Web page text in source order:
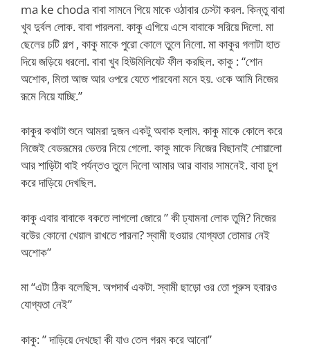
ma ke choda বাবা সামনে গিয়ে মাকে ওঠাবার চেস্টা করল. কিন্তু বাবা
খুব দুর্বল লোক. বাবা পারলনা. কাকু এগিয়ে এসে বাবাকে সরিয়ে দিলো. মা
ছেলের চটি গল্প , কাকু মাকে পুরো কোলে তুলে নিলো. মা কাকুর গলাটা হাত
দিয়ে জড়িয়ে ধরলো. বাবা খুব হিউমিলিযেট ফীল করছিল. কাকু : “শোন
অশোক, মিতা আজ আর ওপরে যেতে পারবেনা মনে হয়. ওকে আমি নিজের
রূমে নিয়ে যাচ্ছি.”
কাকুর কথাটা শুনে আমরা দুজন একটু অবাক হলাম. কাকু মাকে কোলে করে
নিজেই বেডরূমের ভেতর নিয়ে গেলো. কাকু মাকে নিজের বিছানাই শোয়ালো
আর শাড়িটা থাই পর্যন্তও তুলে দিলো আমার আর বাবার সামনেই. বাবা চুপ
করে দাড়িয়ে দেখছিল.
কাকু এবার বাবাকে বকতে লাগলো জোরে ” কী ঢ্যামনা লোক তুমি? নিজের
বউের কোনো খেয়াল রাখতে পারনা? স্বামী হওয়ার যোগ্যতা তোমার নেই
অশোক”
মা “এটা ঠিক বলেছিস. অপদার্থ একটা. স্বামী ছাড়ো ওর তো পুরুস হবারও
যোগ্যতা নেই”
কাকু: ” দাড়িয়ে দেখছো কী যাও তেল গরম করে আনো”